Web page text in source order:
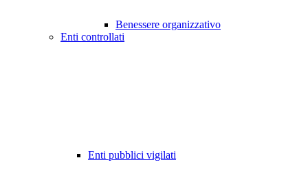
Benessere organizzativo
Enti controllati
Enti pubblici vigilati